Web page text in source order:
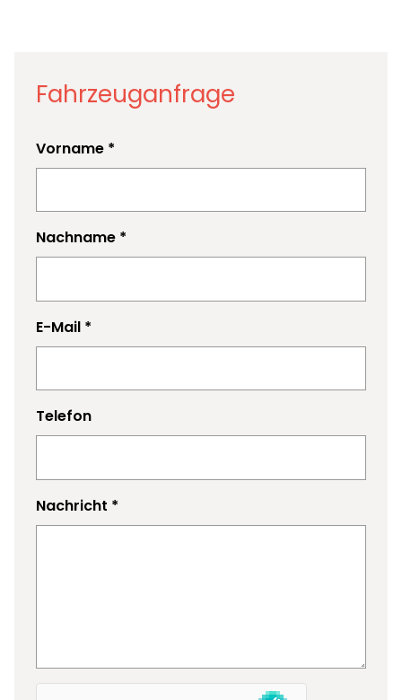
Fahrzeuganfrage
Vorname *
Nachname *
E-Mail *
Telefon
Nachricht *